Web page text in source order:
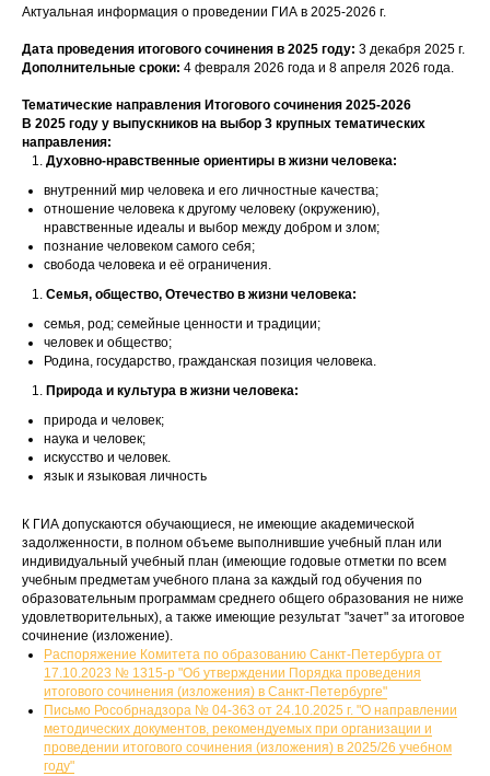
Актуальная информация о проведении ГИА в 2025-2026 г.
Дата проведения итогового сочинения в 2025 году: 3 декабря 2025 г.
Дополнительные сроки: 4 февраля 2026 года и 8 апреля 2026 года.
Тематические направления Итогового сочинения 2025-2026
В 2025 году у выпускников на выбор 3 крупных тематических
направления:
Духовно-нравственные ориентиры в жизни человека:
внутренний мир человека и его личностные качества;
отношение человека к другому человеку (окружению),
нравственные идеалы и выбор между добром и злом;
познание человеком самого себя;
свобода человека и её ограничения.
Семья, общество, Отечество в жизни человека:
семья, род; семейные ценности и традиции;
человек и общество;
Родина, государство, гражданская позиция человека.
Природа и культура в жизни человека:
природа и человек;
наука и человек;
искусство и человек.
язык и языковая личность
К ГИА допускаются обучающиеся, не имеющие академической
задолженности, в полном объеме выполнившие учебный план или
индивидуальный учебный план (имеющие годовые отметки по всем
учебным предметам учебного плана за каждый год обучения по
образовательным программам среднего общего образования не ниже
удовлетворительных), а также имеющие результат "зачет" за итоговое
сочинение (изложение).
Распоряжение Комитета по образованию Санкт-Петербурга от
17.10.2023 № 1315-р "Об утверждении Порядка проведения
итогового сочинения (изложения) в Санкт-Петербурге"
Письмо Рособрнадзора № 04-363 от 24.10.2025 г. "О направлении
методических документов, рекомендуемых при организации и
проведении итогового сочинения (изложения) в 2025/26 учебном
году"